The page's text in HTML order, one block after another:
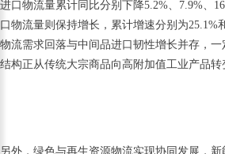
进口物流量累计同比分别下降5.2%、7.9%、
口物流量则保持增长，累计增速分别为25.1%
物流需求回落与中间品进口韧性增长并存，
结构正从传统大宗商品向高附加值工业产品转
另外，绿色与再生资源物流实现协同发展，